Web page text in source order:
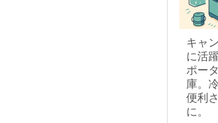
キャ
に活
ポー
庫。
便利
に。